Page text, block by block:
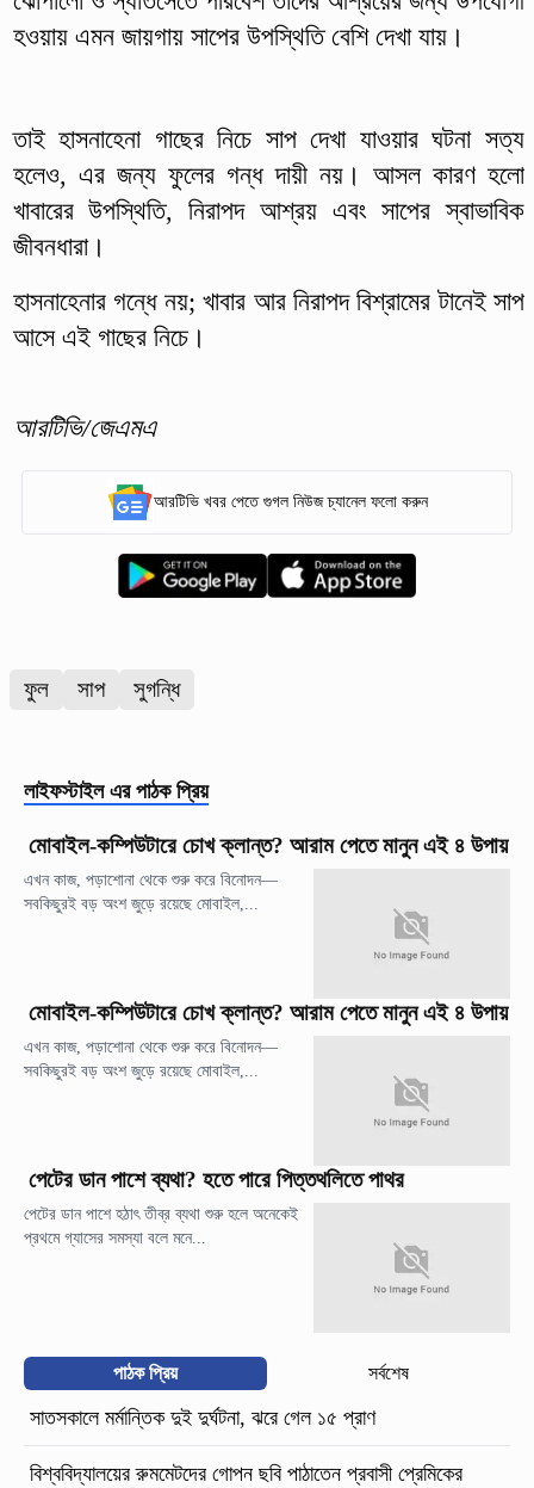
হওয়ায় এমন জায়গায় সাপের উপস্থিতি বেশি দেখা যায়।
তাই হাসনাহেনা গাছের নিচে সাপ দেখা যাওয়ার ঘটনা সত্য
হলেও, এর জন্য ফুলের গন্ধ দায়ী নয়। আসল কারণ হলো
খাবারের উপস্থিতি, নিরাপদ আশ্রয় এবং সাপের স্বাভাবিক
জীবনধারা।
হাসনাহেনার গন্ধে নয়; খাবার আর নিরাপদ বিশ্রামের টানেই সাপ
আসে এই গাছের নিচে।
আরটিভি/জেএমএ
আরটিভি খবর পেতে গুগল নিউজ চ্যানেল ফলো করুন
ফুল সাপ সুগন্ধি
লাইফস্টাইল এর পাঠক প্রিয়
মোবাইল-কম্পিউটারে চোখ ক্লান্ত? আরাম পেতে মানুন এই ৪ উপায়
এখন কাজ, পড়াশোনা থেকে শুরু করে বিনোদন—
সবকিছুরই বড় অংশ জুড়ে রয়েছে মোবাইল,...
মোবাইল-কম্পিউটারে চোখ ক্লান্ত? আরাম পেতে মানুন এই ৪ উপায়
এখন কাজ, পড়াশোনা থেকে শুরু করে বিনোদন—
সবকিছুরই বড় অংশ জুড়ে রয়েছে মোবাইল,...
পেটের ডান পাশে ব্যথা? হতে পারে পিত্তথলিতে পাথর
পেটের ডান পাশে হঠাৎ তীব্র ব্যথা শুরু হলে অনেকেই
প্রথমে গ্যাসের সমস্যা বলে মনে...
পাঠক প্রিয় সর্বশেষ
সাতসকালে মর্মান্তিক দুই দুর্ঘটনা, ঝরে গেল ১৫ প্রাণ
বিশ্ববিদ্যালয়ের রুমমেটদের গোপন ছবি পাঠাতেন প্রবাসী প্রেমিকের